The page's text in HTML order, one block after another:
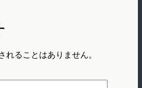
れることはありません。